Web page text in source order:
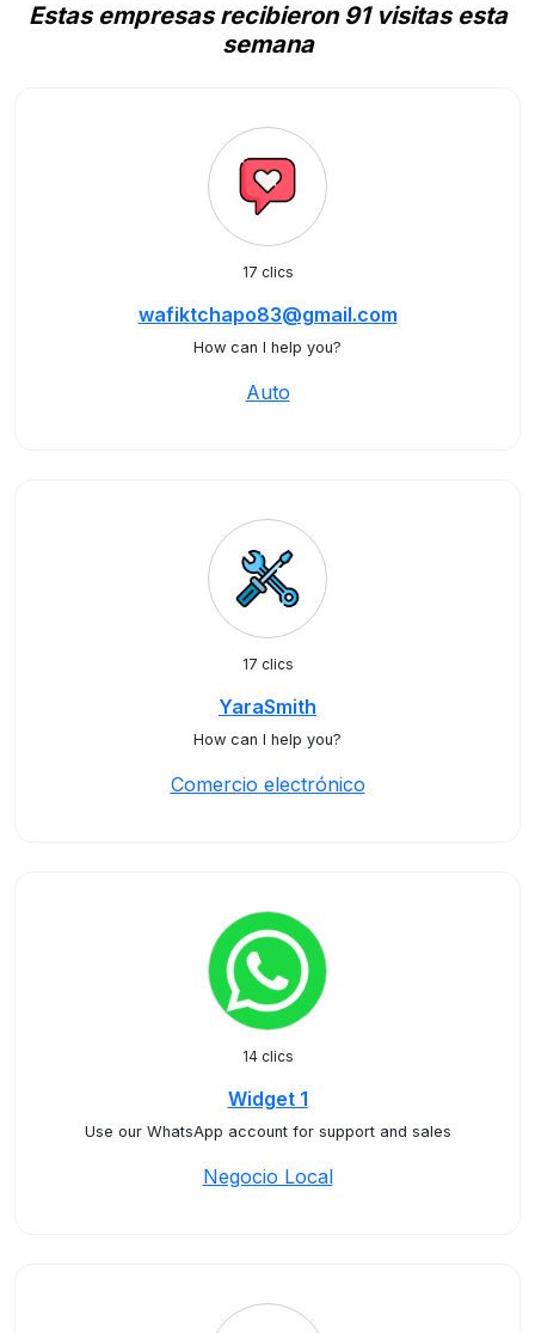
Estas empresas recibieron 91 visitas esta
semana
17 clics
wafiktchapo83@gmail.com
How can I help you?
Auto
17 clics
YaraSmith
How can I help you?
Comercio electrónico
14 clics
Widget 1
Use our WhatsApp account for support and sales
Negocio Local